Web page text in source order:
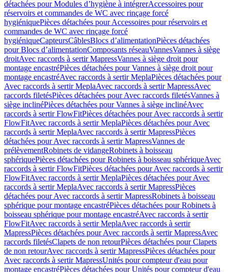
détachées pour Modules d’hygiène à intégrerAccessoires pour
réservoirs et commandes de WC avec rinçage forcé
hygiéniquePièces détachées pour Accessoires pour réservoirs et
commandes de WC avec rinçage forcé
hygiéniqueCapteursCâblesBlocs d’alimentationPièces détachées
pour Blocs d’alimentationComposants réseauVannesVannes à siège
droitAvec raccords à sertir MapressVannes à siège droit pour
montage encastréPièces détachées pour Vannes à siège droit pour
montage encastréAvec raccords à sertir MeplaPièces détachées pour
Avec raccords à sertir MeplaAvec raccords à sertir MapressAvec
raccords filetésPièces détachées pour Avec raccords filetésVannes à
siège inclinéPièces détachées pour Vannes à siège inclinéAvec
raccords à sertir FlowFitPièces détachées pour Avec raccords à sertir
FlowFitAvec raccords à sertir MeplaPièces détachées pour Avec
raccords à sertir MeplaAvec raccords à sertir MapressPièces
détachées pour Avec raccords à sertir MapressVannes de
prélèvementRobinets de vidangeRobinets à boisseau
sphériquePièces détachées pour Robinets à boisseau sphériqueAvec
raccords à sertir FlowFitPièces détachées pour Avec raccords à sertir
FlowFitAvec raccords à sertir MeplaPièces détachées pour Avec
raccords à sertir MeplaAvec raccords à sertir MapressPièces
détachées pour Avec raccords à sertir MapressRobinets à boisseau
sphérique pour montage encastréPièces détachées pour Robinets à
boisseau sphérique pour montage encastréAvec raccords à sertir
FlowFitAvec raccords à sertir MeplaAvec raccords à sertir
MapressPièces détachées pour Avec raccords à sertir MapressAvec
raccords filetésClapets de non retourPièces détachées pour Clapets
de non retourAvec raccords à sertir MapressPièces détachées pour
Avec raccords à sertir MapressUnités pour compteur d'eau pour
montage encastréPièces détachées pour Unités pour compteur d'eau